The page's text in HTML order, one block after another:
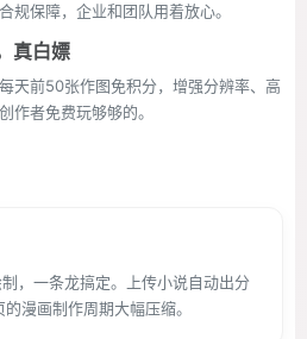
规保障，企业和团队用着放心。
真白嫖
天前50张作图免积分，增强分辨率、高
作者免费玩够够的。
，一条龙搞定。上传小说自动出分
漫画制作周期大幅压缩。